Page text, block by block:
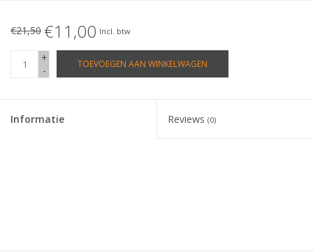
€21,50 €11,00 Incl. btw
+
-
TOEVOEGEN AAN WINKELWAGEN
Informatie Reviews (0)